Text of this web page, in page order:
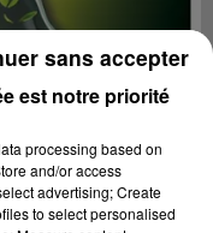
est notre priorité
processing based on
and/or access
advertising; Create
to select personalised
sans accepter